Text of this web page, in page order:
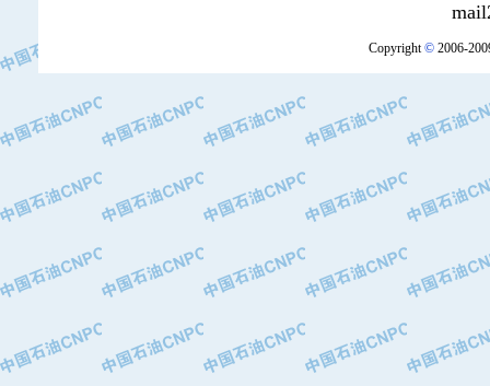
·天津钢管集团股份有限公司
·深圳市肯多斯实业发展有限公司
·山东墨龙石油机械股份有限公司
·无锡西姆莱斯石油专用管制造有限公
·武汉钢铁（集团）公司
·马鞍山钢铁股份有限公司
·中国石油天然气股份有限公司兰州石
·中国石油大港油田分公司
·靖江市天和泵业有限公司
Copyright©2006-